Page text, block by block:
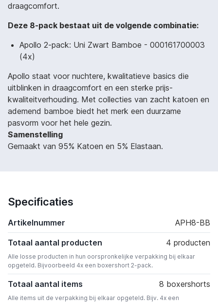
draagcomfort.
Deze 8-pack bestaat uit de volgende combinatie:
Apollo 2-pack: Uni Zwart Bamboe - 000161700003
(4x)
Apollo staat voor nuchtere, kwalitatieve basics die
uitblinken in draagcomfort en een sterke prijs-
kwaliteitverhouding. Met collecties van zacht katoen en
ademend bamboe biedt het merk een duurzame
pasvorm voor het hele gezin.
Samenstelling
Gemaakt van 95% Katoen en 5% Elastaan.
Specificaties
Artikelnummer APH8-BB
Totaal aantal producten 4 producten
Alle losse producten in hun oorspronkelijke verpakking bij elkaar
opgeteld. Bijvoorbeeld 4x een boxershort 2-pack.
Totaal aantal items 8 boxershorts
Alle items uit de verpakking bij elkaar opgeteld. Bijv. 4x een